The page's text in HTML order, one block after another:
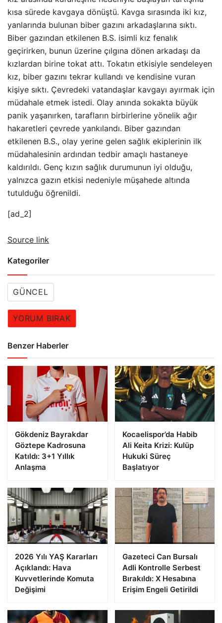
kısa sürede kavgaya dönüştü. Kavga sırasında iki kız,
yanlarında bulunan biber gazını arkadaşlarına sıktı.
Biber gazından etkilenen B.S. isimli kız fenalık
geçirirken, bunun üzerine çılgına dönen arkadaşı da
kızlardan birine tokat attı. Tokatın etkisiyle sendeleyen
kız, biber gazını tekrar kullandı ve kendisine vuran
kişiye sıktı. Çevredeki vatandaşlar kavgayı ayırmak için
müdahale etmek istedi. Olay anında sokakta büyük
panik yaşanırken, tarafların birbirlerine yönelik ağır
hakaretleri çevrede yankılandı. Biber gazından
etkilenen B.S., olay yerine gelen sağlık ekiplerinin ilk
müdahalesinin ardından tedbir amaçlı hastaneye
kaldırıldı. Genç kızın sağlık durumunun iyi olduğu,
yalnızca gazın etkisi nedeniyle müşahede altında
tutulduğu öğrenildi.
[ad_2]
Source link
Kategoriler
GÜNCEL
YORUM BIRAK
Benzer Haberler
Gökdeniz Bayrakdar
Göztepe Kadrosuna
Katıldı: 3+1 Yıllık
Anlaşma
Kocaelispor’da Habib
Ali Keita Krizi: Kulüp
Hukuki Süreç
Başlatıyor
2026 Yılı YAŞ Kararları
Açıklandı: Hava
Kuvvetlerinde Komuta
Değişimi
Gazeteci Can Bursalı
Adli Kontrolle Serbest
Bırakıldı: X Hesabına
Erişim Engeli Getirildi